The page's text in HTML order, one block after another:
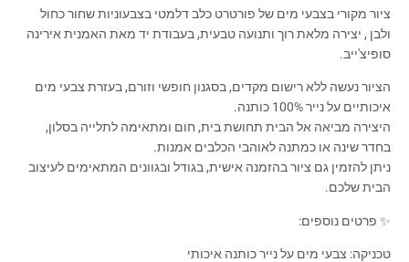
ציור מקורי בצבעי מים של פורטרט כלב דלמטי בצבעוניות שחור כחול
ולבן , יצירה מלאת רוך ותנועה טבעית, בעבודת יד מאת האמנית אירינה
סופיצ'ייב.
הציור נעשה ללא רישום מקדים, בסגנון חופשי וזורם, בעזרת צבעי מים
איכותיים על נייר 100% כותנה.
היצירה מביאה אל הבית תחושת בית, חום ומתאימה לתלייה בסלון,
בחדר שינה או כמתנה לאוהבי הכלבים אמנות.
ניתן להזמין גם ציור בהזמנה אישית, בגודל ובגוונים המתאימים לעיצוב
הבית שלכם.
✨ פרטים נוספים:
טכניקה: צבעי מים על נייר כותנה איכותי